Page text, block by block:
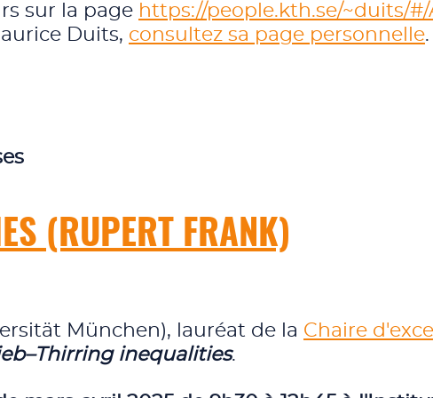
sur la page https://people.kth.se/~duits/#/
Duits, consultez sa page personnelle.
(RUPERT FRANK)
München), lauréat de la Chaire
inequalities.